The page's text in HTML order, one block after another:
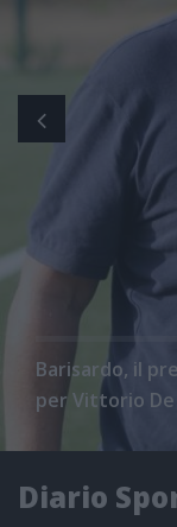
Barisardo, il
per Vittorio De
Diario